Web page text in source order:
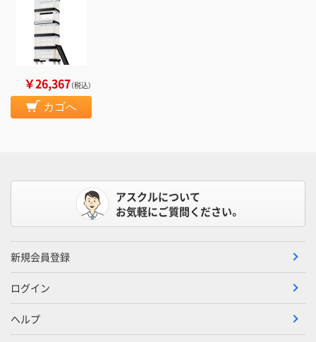
￥26,367（税込）
カゴへ
アスクルについて
お気軽にご質問ください。
新規会員登録
ログイン
ヘルプ